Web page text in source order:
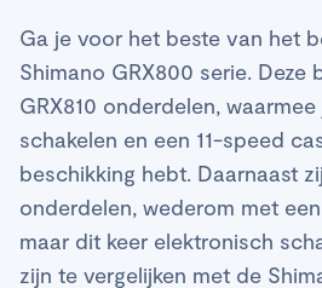
Ga je voor het beste van het
Shimano GRX800 serie. Deze
GRX810 onderdelen,
schakelen en een 11-speed
beschikking hebt. Daarnaast
onderdelen, wederom met
maar dit keer elektronisch
zijn te vergelijken met de